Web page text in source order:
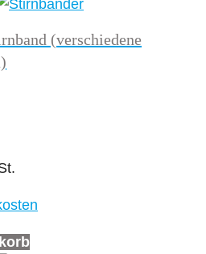
(verschiedene